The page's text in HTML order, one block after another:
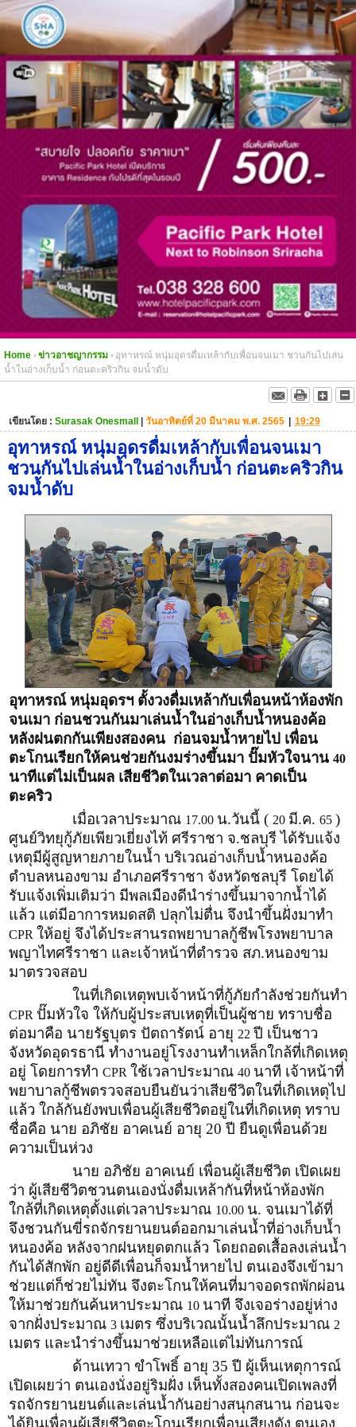
Home ข่าวอาชญากรรม
อุทาหรณ์ หนุ่มอุดรดื่มเหล้ากับเพื่อนจนเมา ชวนกันไปเล่น
น้ำในอ่างเก็บน้ำ ก่อนตะคริวกิน จมน้ำดับ
เขียนโดย : Surasak Onesmall | วันอาทิตย์ที่ 20 มีนาคม พ.ศ. 2565 | 19:29
อุทาหรณ์ หนุ่มอุดรดื่มเหล้ากับเพื่อนจนเมา
ชวนกันไปเล่นน้ำในอ่างเก็บน้ำ ก่อนตะคริวกิน
จมน้ำดับ
อุทาหรณ์ หนุ่มอุดรฯ ตั้งวงดื่มเหล้ากับเพื่อนหน้าห้องพัก
จนเมา ก่อนชวนกันมาเล่นน้ำในอ่างเก็บน้ำหนองค้อ
หลังฝนตกกันเพียงสองคน ก่อนจมน้ำหายไป เพื่อน
ตะโกนเรียกให้คนช่วยกันงมร่างขึ้นมา ปั๊มหัวใจนาน 40
นาทีแต่ไม่เป็นผล เสียชีวิตในเวลาต่อมา คาดเป็น
ตะคริว
เมื่อเวลาประมาณ 17.00 น.วันนี้ ( 20 มี.ค. 65 )
ศูนย์วิทยุกู้ภัยเพียวเยี่ยงไท้ ศรีราชา จ.ชลบุรี ได้รับแจ้ง
เหตุมีผู้สูญหายภายในน้ำ บริเวณอ่างเก็บน้ำหนองค้อ
ตำบลหนองขาม อำเภอศรีราชา จังหวัดชลบุรี โดยได้
รับแจ้งเพิ่มเติมว่า มีพลเมืองดีนำร่างขึ้นมาจากน้ำได้
แล้ว แต่มีอาการหมดสติ ปลุกไม่ตื่น จึงนำขึ้นฝั่งมาทำ
CPR ให้อยู่ จึงได้ประสานรถพยาบาลกู้ชีพโรงพยาบาล
พญาไทศรีราชา และเจ้าหน้าที่ตำรวจ สภ.หนองขาม
มาตรวจสอบ
ในที่เกิดเหตุพบเจ้าหน้าที่กู้ภัยกำลังช่วยกันทำ
CPR ปั๊มหัวใจ ให้กับผู้ประสบเหตุที่เป็นผู้ชาย ทราบชื่อ
ต่อมาคือ นายรัฐบุตร ปัตถารัตน์ อายุ 22 ปี เป็นชาว
จังหวัดอุดรธานี ทำงานอยู่โรงงานทำเหล็กใกล้ที่เกิดเหตุ
อยู่ โดยการทำ CPR ใช้เวลาประมาณ 40 นาที เจ้าหน้าที่
พยาบาลกู้ชีพตรวจสอบยืนยันว่าเสียชีวิตในที่เกิดเหตุไป
แล้ว ใกล้กันยังพบเพื่อนผู้เสียชีวิตอยู่ในที่เกิดเหตุ ทราบ
ชื่อคือ นาย อภิชัย อาคเนย์ อายุ 20 ปี ยืนดูเพื่อนด้วย
ความเป็นห่วง
นาย อภิชัย อาคเนย์ เพื่อนผู้เสียชีวิต เปิดเผย
ว่า ผู้เสียชีวิตชวนตนเองนั่งดื่มเหล้ากันที่หน้าห้องพัก
ใกล้ที่เกิดเหตุตั้งแต่เวลาประมาณ 10.00 น. จนเมาได้ที่
จึงชวนกันขี่รถจักรยานยนต์ออกมาเล่นน้ำที่อ่างเก็บน้ำ
หนองค้อ หลังจากฝนหยุดตกแล้ว โดยถอดเสื้อลงเล่นน้ำ
กันได้สักพัก อยู่ดีดีเพื่อนก็จมน้ำหายไป ตนเองจึงเข้ามา
ช่วยแต่ก็ช่วยไม่ทัน จึงตะโกนให้คนที่มาจอดรถพักผ่อน
ให้มาช่วยกันค้นหาประมาณ 10 นาที จึงเจอร่างอยู่ห่าง
จากฝั่งประมาณ 3 เมตร ซึ่งบริเวณนั้นน้ำลึกประมาณ 2
เมตร และนำร่างขึ้นมาช่วยเหลือแต่ไม่ทันการณ์
ด้านเทวา ขำโพธิ์ อายุ 35 ปี ผู้เห็นเหตุการณ์
เปิดเผยว่า ตนเองนั่งอยู่ริมฝั่ง เห็นทั้งสองคนเปิดเพลงที่
รถจักรยานยนต์และเล่นน้ำกันอย่างสนุกสนาน ก่อนจะ
ได้ยินเพื่อนผู้เสียชีวิตตะโกนเรียกเพื่อนเสียงดัง ตนเอง